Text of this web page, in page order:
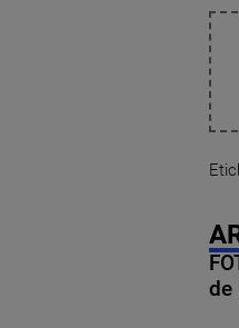
de